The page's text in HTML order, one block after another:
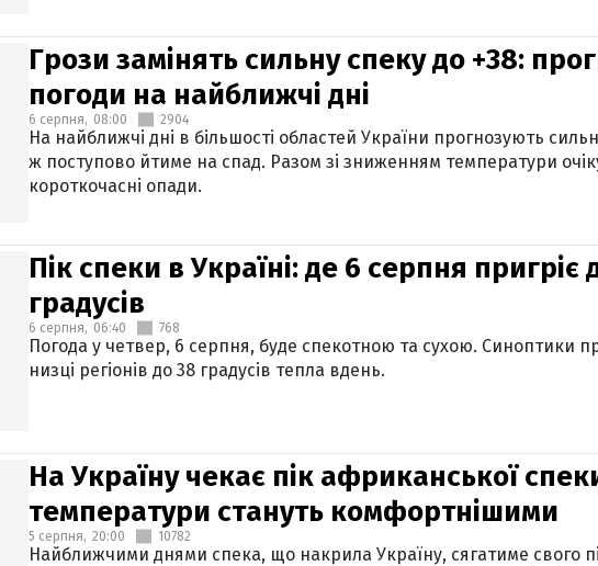
Грози замінять сильну спеку до +38:
погоди на найближчі дні
6 серпня, 08:00 2904
На найближчі дні в більшості областей України прогнозують
ж поступово йтиме на спад. Разом зі зниженням температури
короткочасні опади.
Пік спеки в Україні: де 6 серпня пригріє
градусів
6 серпня, 06:40 768
Погода у четвер, 6 серпня, буде спекотною та сухою. Синоптики
низці регіонів до 38 градусів тепла вдень.
На Україну чекає пік африканської
температури стануть комфортнішими
5 серпня, 20:00 10782
Найближчими днями спека, що накрила Україну, сягатиме свого